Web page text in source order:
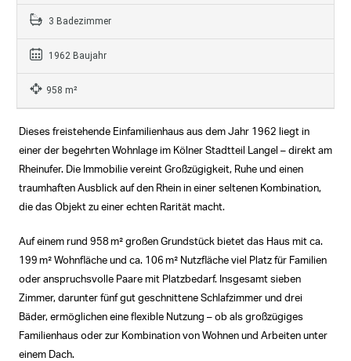
3 Badezimmer
1962 Baujahr
958 m²
Dieses freistehende Einfamilienhaus aus dem Jahr 1962 liegt in
einer der begehrten Wohnlage im Kölner Stadtteil Langel – direkt am
Rheinufer. Die Immobilie vereint Großzügigkeit, Ruhe und einen
traumhaften Ausblick auf den Rhein in einer seltenen Kombination,
die das Objekt zu einer echten Rarität macht.
Auf einem rund 958 m² großen Grundstück bietet das Haus mit ca.
199 m² Wohnfläche und ca. 106 m² Nutzfläche viel Platz für Familien
oder anspruchsvolle Paare mit Platzbedarf. Insgesamt sieben
Zimmer, darunter fünf gut geschnittene Schlafzimmer und drei
Bäder, ermöglichen eine flexible Nutzung – ob als großzügiges
Familienhaus oder zur Kombination von Wohnen und Arbeiten unter
einem Dach.